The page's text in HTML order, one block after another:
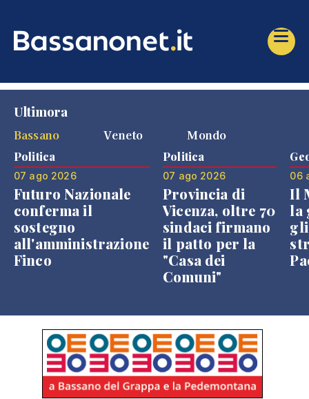
Ultimora
Bassano
Veneto Mondo
Politica
07 ago 2026
Futuro Nazionale
conferma il
sostegno
all'amministrazione
Finco
Politica
07 ago 2026
Provincia di
Vicenza, oltre 70
sindaci firmano
il patto per la
"Casa dei
Comuni"
06
Il
la